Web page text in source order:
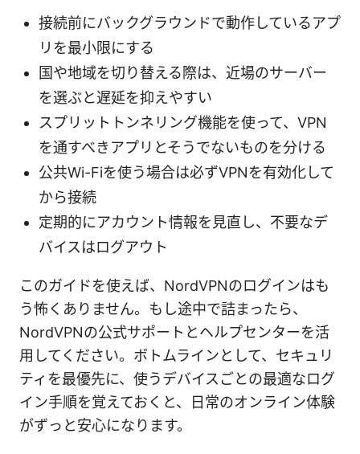
接続前にバックグラウンドで動作しているアプ
リを最小限にする
国や地域を切り替える際は、近場のサーバー
を選ぶと遅延を抑えやすい
スプリットトンネリング機能を使って、VPN
を通すべきアプリとそうでないものを分ける
公共Wi-Fiを使う場合は必ずVPNを有効化して
から接続
定期的にアカウント情報を見直し、不要なデ
バイスはログアウト
このガイドを使えば、NordVPNのログインはも
う怖くありません。もし途中で詰まったら、
NordVPNの公式サポートとヘルプセンターを活
用してください。ボトムラインとして、セキュリ
ティを最優先に、使うデバイスごとの最適なログ
イン手順を覚えておくと、日常のオンライン体験
がずっと安心になります。